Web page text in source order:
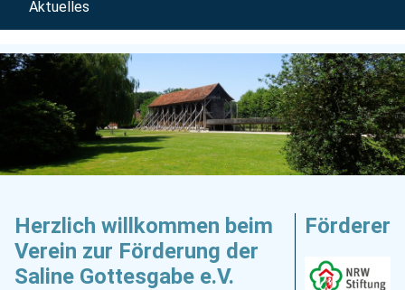
Aktuelles
Herzlich willkommen beim
Verein zur Förderung der
Saline Gottesgabe e.V.
Förderer